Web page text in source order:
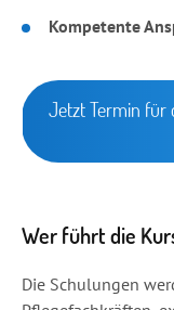
Kompetente
Jetzt Termin für
Wer führt die
Die Schulungen